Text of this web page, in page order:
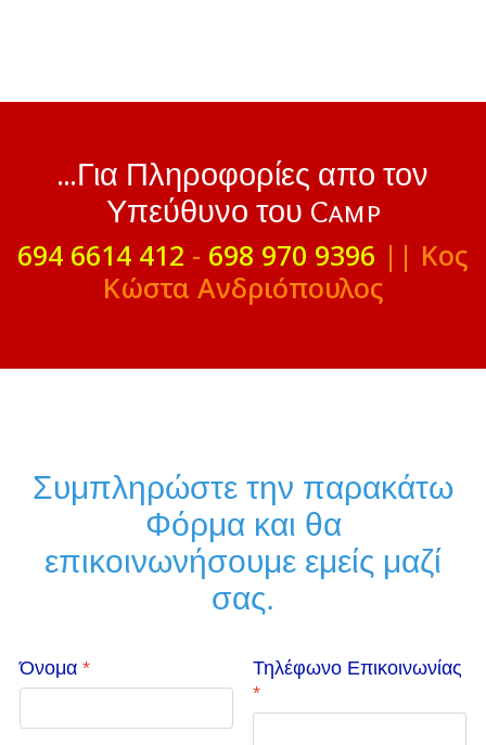
...Για Πληροφορίες απο τον
Υπεύθυνο του Camp
694 6614 412 - 698 970 9396 || Κος
Κώστα Ανδριόπουλος
Συμπληρώστε την παρακάτω
Φόρμα και θα
επικοινωνήσουμε εμείς μαζί
σας.
Όνομα *
Τηλέφωνο Επικοινωνίας
*